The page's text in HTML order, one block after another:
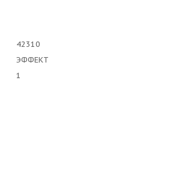
42310
ЭФФЕКТ
1